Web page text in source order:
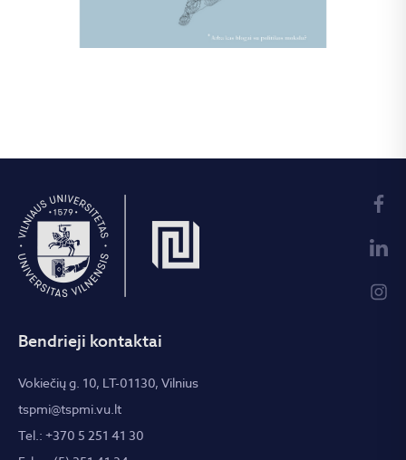
Bendrieji kontaktai
Vokiečių g. 10, LT-01130, Vilnius
tspmi@tspmi.vu.lt
Tel.: +370 5 251 41 30